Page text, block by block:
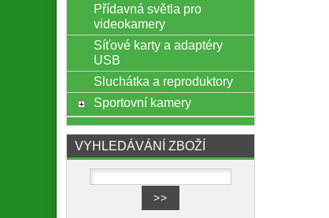
Přídavná světla pro
videokamery
Síťové karty a adaptéry
USB
Sluchátka a reproduktory
Sportovní kamery
VYHLEDÁVÁNÍ ZBOŽÍ